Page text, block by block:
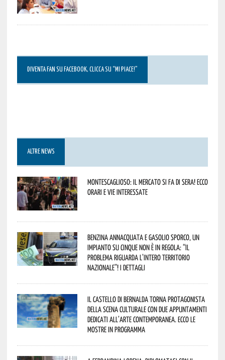
DIVENTA FAN SU FACEBOOK, CLICCA SU “MI PIACE!”
ALTRE NEWS
Montescaglioso: il mercato si fa di sera! Ecco
orari e vie interessate
Benzina annacquata e gasolio sporco, un
impianto su cinque non è in regola: “il
problema riguarda l’intero territorio
Nazionale”! I dettagli
Il Castello di Bernalda torna protagonista
della scena culturale con due appuntamenti
dedicati all’arte contemporanea. Ecco le
mostre in programma